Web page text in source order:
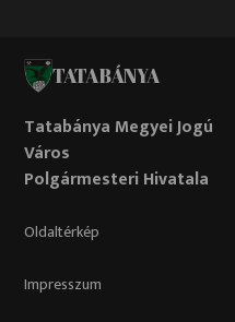
TATABÁNYA
Tatabánya Megyei Jogú
Város
Polgármesteri Hivatala
Oldaltérkép
Impresszum